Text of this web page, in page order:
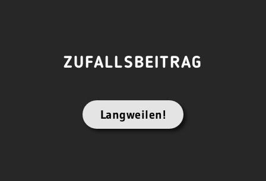
ZUFALLSBEITRAG
Langweilen!